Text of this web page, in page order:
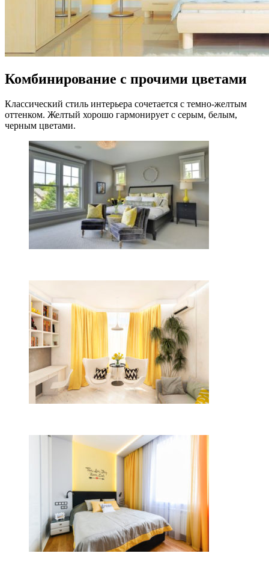
Комбинирование с прочими цветами
Классический стиль интерьера сочетается с темно-желтым
оттенком. Желтый хорошо гармонирует с серым, белым,
черным цветами.